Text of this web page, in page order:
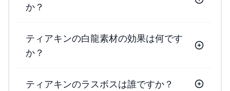
か？
ティアキンの白龍素材の効果は何です
か？
ティアキンのラスボスは誰ですか？